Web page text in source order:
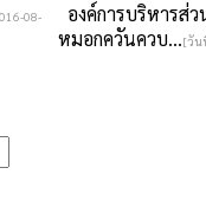
08-
องค์การบริหารส่
หมอกควันควบ...[วัน